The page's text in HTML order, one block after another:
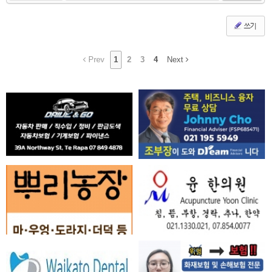
쓰기
Prev 1 2 3 4 Next